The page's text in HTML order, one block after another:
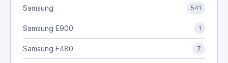
Samsung 541
Samsung E900 1
Samsung F480 7